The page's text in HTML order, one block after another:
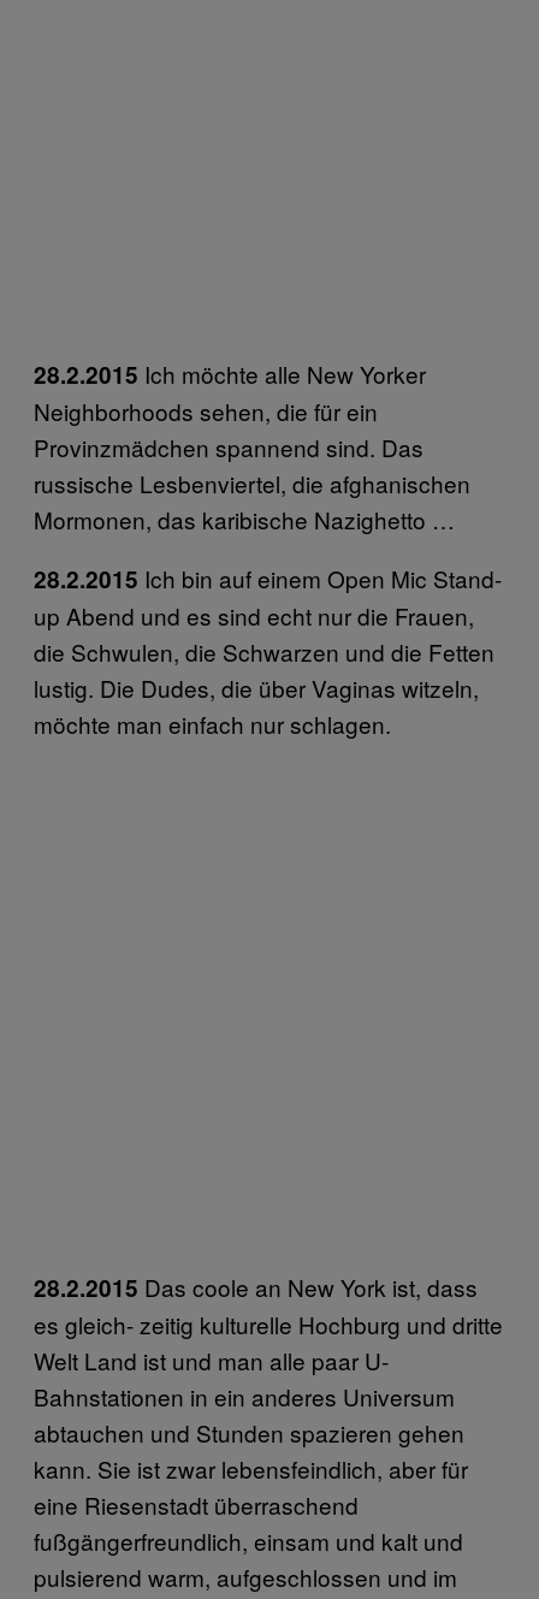
28.2.2015 Ich möchte alle New Yorker
Neighborhoods sehen, die für ein
Provinzmädchen spannend sind. Das
russische Lesbenviertel, die afghanischen
Mormonen, das karibische Nazighetto …
28.2.2015 Ich bin auf einem Open Mic Stand-
up Abend und es sind echt nur die Frauen,
die Schwulen, die Schwarzen und die Fetten
lustig. Die Dudes, die über Vaginas witzeln,
möchte man einfach nur schlagen.
28.2.2015 Das coole an New York ist, dass
es gleich- zeitig kulturelle Hochburg und dritte
Welt Land ist und man alle paar U-
Bahnstationen in ein anderes Universum
abtauchen und Stunden spazieren gehen
kann. Sie ist zwar lebensfeindlich, aber für
eine Riesenstadt überraschend
fußgängerfreundlich, einsam und kalt und
pulsierend warm, aufgeschlossen und im